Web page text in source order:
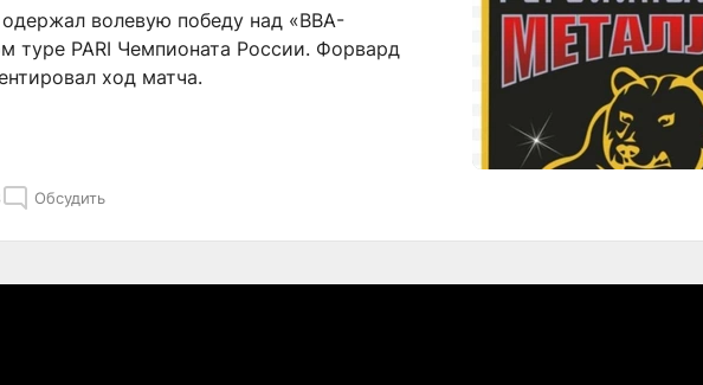
волевую победу над «ВВА-
туре PARI Чемпионата России. Форвард
ход матча.
Обсудить